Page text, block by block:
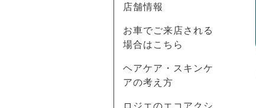
店舗情報
お車でご来店される
場合はこちら
ヘアケア・スキンケ
アの考え方
ロジエのエコアクシ